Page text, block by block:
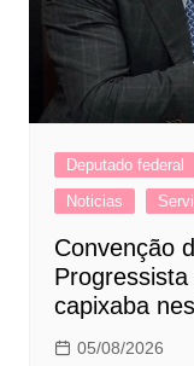
Deputado federal
Noticias
Convenção
capixaba
05/08/2026